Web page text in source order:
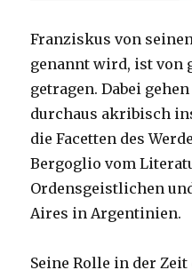
Franziskus von
genannt wird, ist von
getragen. Dabei
durchaus akribisch
die Facetten des
Bergoglio vom
Ordensgeistlichen
Aires in Argentinien.
Seine Rolle in der